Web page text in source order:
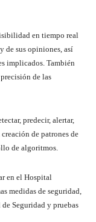
en tiempo real
de sus opiniones, así
implicados. También
de las
predecir, alertar,
de patrones de
de algoritmos.
en el Hospital
medidas de seguridad,
Seguridad y pruebas